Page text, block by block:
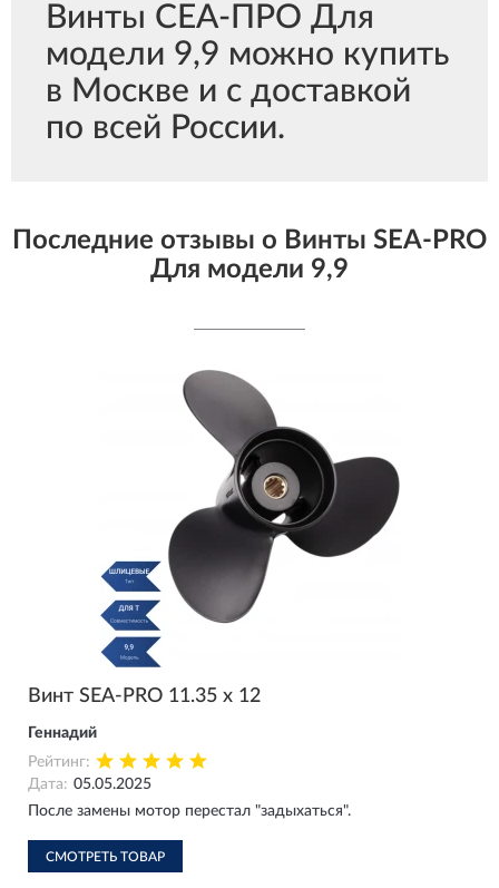
Винты СЕА-ПРО Для
модели 9,9 можно купить
в Москве и с доставкой
по всей России.
Последние отзывы о Винты SEA-PRO
Для модели 9,9
Винт SEA-PRO 11.35 х 12
Геннадий
Рейтинг:
Дата: 05.05.2025
После замены мотор перестал "задыхаться".
СМОТРЕТЬ ТОВАР